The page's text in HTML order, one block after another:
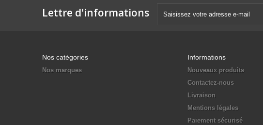
Lettre d'informations
Nos catégories
Nos marques
Informations
Nouveaux produits
Contactez-nous
Livraison
Mentions légales
Paiement sécurisé